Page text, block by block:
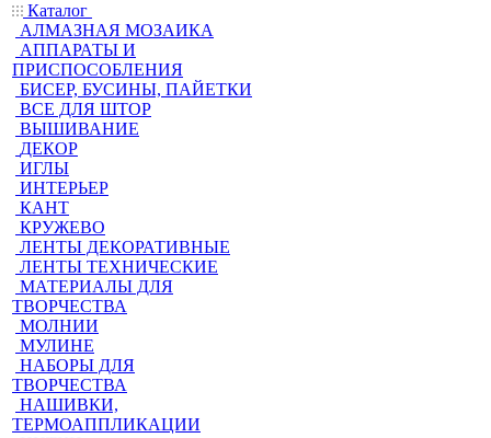
Каталог
АЛМАЗНАЯ МОЗАИКА
АППАРАТЫ И
ПРИСПОСОБЛЕНИЯ
БИСЕР, БУСИНЫ, ПАЙЕТКИ
ВСЕ ДЛЯ ШТОР
ВЫШИВАНИЕ
ДЕКОР
ИГЛЫ
ИНТЕРЬЕР
КАНТ
КРУЖЕВО
ЛЕНТЫ ДЕКОРАТИВНЫЕ
ЛЕНТЫ ТЕХНИЧЕСКИЕ
МАТЕРИАЛЫ ДЛЯ
ТВОРЧЕСТВА
МОЛНИИ
МУЛИНЕ
НАБОРЫ ДЛЯ
ТВОРЧЕСТВА
НАШИВКИ,
ТЕРМОАППЛИКАЦИИ